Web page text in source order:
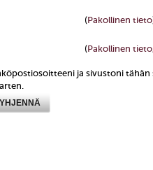
(Pakollinen tieto
(Pakollinen
ja sivustoni tähän